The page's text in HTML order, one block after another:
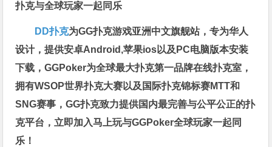
扑克与全球玩家一起同乐
DD扑克为GG扑克游戏亚洲中文旗舰站，专为华人
设计，提供安卓Android,苹果ios以及PC电脑版本安装
下载，GGPoker为全球最大扑克第一品牌在线扑克室，
拥有WSOP世界扑克大赛以及国际扑克锦标赛MTT和
SNG赛事，GG扑克致力提供国内最完善与公平公正的扑
克平台，立即加入马上玩与GGPoker全球玩家一起同
乐！